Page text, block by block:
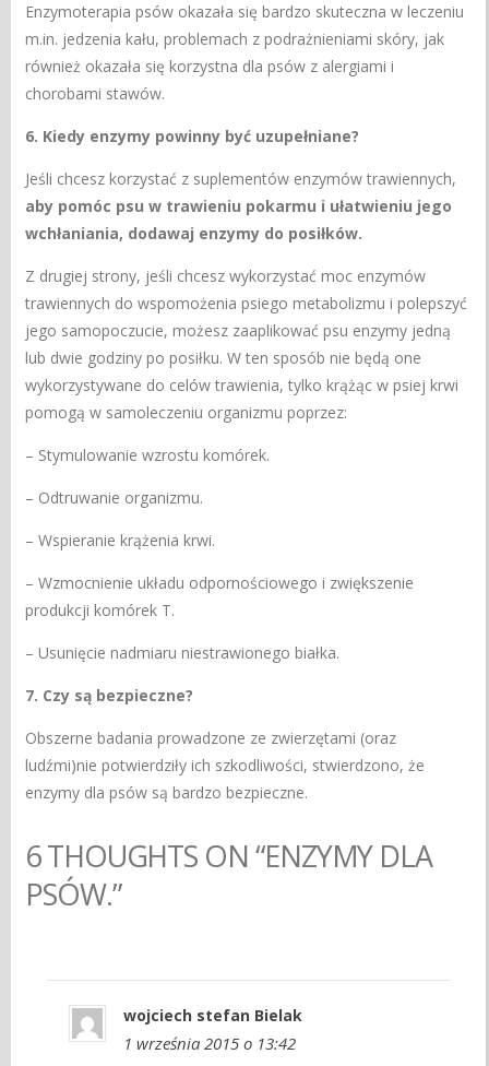
Enzymoterapia psów okazała się bardzo skuteczna w leczeniu
m.in. jedzenia kału, problemach z podrażnieniami skóry, jak
również okazała się korzystna dla psów z alergiami i
chorobami stawów.
6. Kiedy enzymy powinny być uzupełniane?
Jeśli chcesz korzystać z suplementów enzymów trawiennych,
aby pomóc psu w trawieniu pokarmu i ułatwieniu jego
wchłaniania, dodawaj enzymy do posiłków.
Z drugiej strony, jeśli chcesz wykorzystać moc enzymów
trawiennych do wspomożenia psiego metabolizmu i polepszyć
jego samopoczucie, możesz zaaplikować psu enzymy jedną
lub dwie godziny po posiłku. W ten sposób nie będą one
wykorzystywane do celów trawienia, tylko krążąc w psiej krwi
pomogą w samoleczeniu organizmu poprzez:
– Stymulowanie wzrostu komórek.
– Odtruwanie organizmu.
– Wspieranie krążenia krwi.
– Wzmocnienie układu odpornościowego i zwiększenie
produkcji komórek T.
– Usunięcie nadmiaru niestrawionego białka.
7. Czy są bezpieczne?
Obszerne badania prowadzone ze zwierzętami (oraz
ludźmi)nie potwierdziły ich szkodliwości, stwierdzono, że
enzymy dla psów są bardzo bezpieczne.
6 THOUGHTS ON “ENZYMY DLA
PSÓW.”
wojciech stefan Bielak
1 września 2015 o 13:42